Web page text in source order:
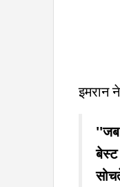
इमरान
''जब
बेस्ट